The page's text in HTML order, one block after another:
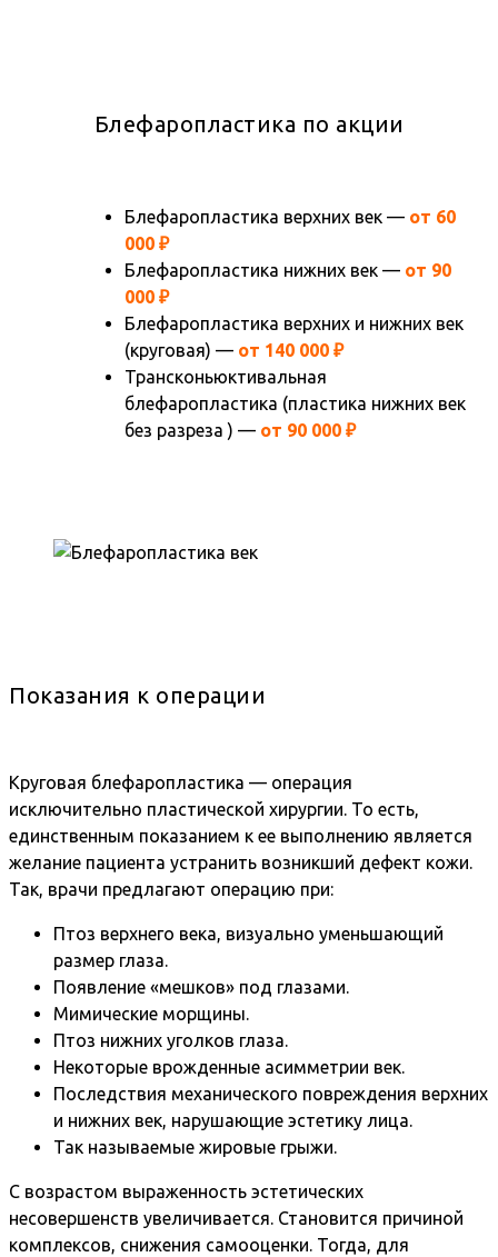
Блефаропластика по акции
Блефаропластика верхних век — от 60
000 ₽
Блефаропластика нижних век — от 90
000 ₽
Блефаропластика верхних и нижних век
(круговая) — от 140 000 ₽
Трансконьюктивальная
блефаропластика (пластика нижних век
без разреза ) — от 90 000 ₽
Показания к операции
Круговая блефаропластика — операция
исключительно пластической хирургии. То есть,
единственным показанием к ее выполнению является
желание пациента устранить возникший дефект кожи.
Так, врачи предлагают операцию при:
Птоз верхнего века, визуально уменьшающий
размер глаза.
Появление «мешков» под глазами.
Мимические морщины.
Птоз нижних уголков глаза.
Некоторые врожденные асимметрии век.
Последствия механического повреждения верхних
и нижних век, нарушающие эстетику лица.
Так называемые жировые грыжи.
С возрастом выраженность эстетических
несовершенств увеличивается. Становится причиной
комплексов, снижения самооценки. Тогда, для